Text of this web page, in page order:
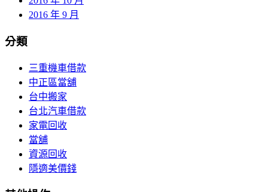
2016 年 9 月
分類
三重機車借款
中正區當舖
台中搬家
台北汽車借款
家電回收
當舖
資源回收
隱適美價錢